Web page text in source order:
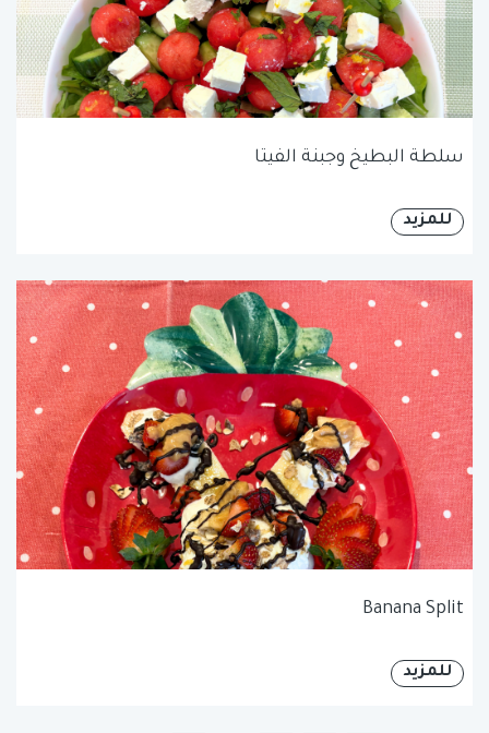
سلطة البطيخ وجبنة الفيتا
للمزيد
Banana Split
للمزيد